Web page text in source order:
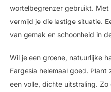
wortelbegrenzer gebruikt. Met
vermijd je die lastige situatie.
van gemak en schoonheid in
Wil je een groene, natuurlijke
Fargesia helemaal goed.
een volle, dichte uitstraling. Zo